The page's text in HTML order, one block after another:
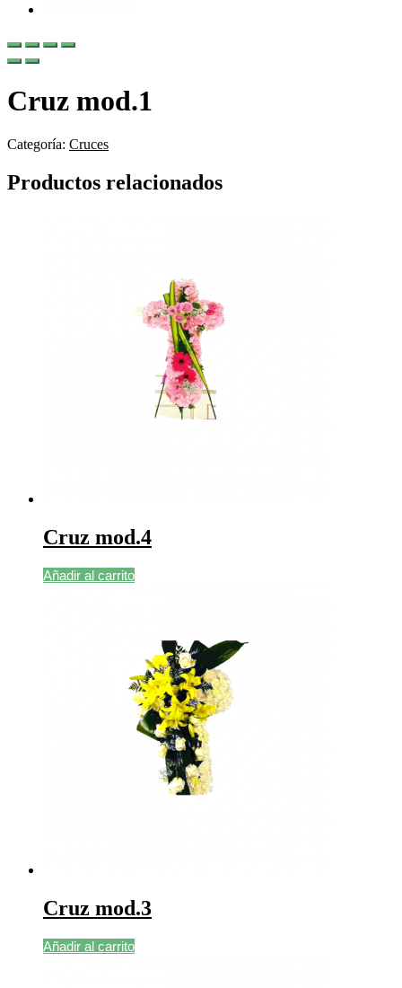
Cruz mod.1
Categoría: Cruces
Productos relacionados
Cruz mod.4
Añadir al carrito
Cruz mod.3
Añadir al carrito